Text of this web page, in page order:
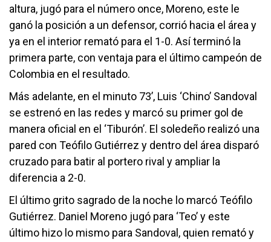
altura, jugó para el número once, Moreno, este le
ganó la posición a un defensor, corrió hacia el área y
ya en el interior remató para el 1-0. Así terminó la
primera parte, con ventaja para el último campeón de
Colombia en el resultado.
Más adelante, en el minuto 73’, Luis ‘Chino’ Sandoval
se estrenó en las redes y marcó su primer gol de
manera oficial en el ‘Tiburón’. El soledeño realizó una
pared con Teófilo Gutiérrez y dentro del área disparó
cruzado para batir al portero rival y ampliar la
diferencia a 2-0.
El último grito sagrado de la noche lo marcó Teófilo
Gutiérrez. Daniel Moreno jugó para ‘Teo’ y este
último hizo lo mismo para Sandoval, quien remató y